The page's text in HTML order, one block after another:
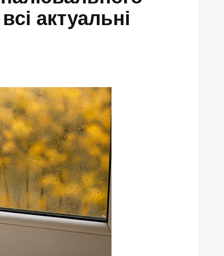
актуальні